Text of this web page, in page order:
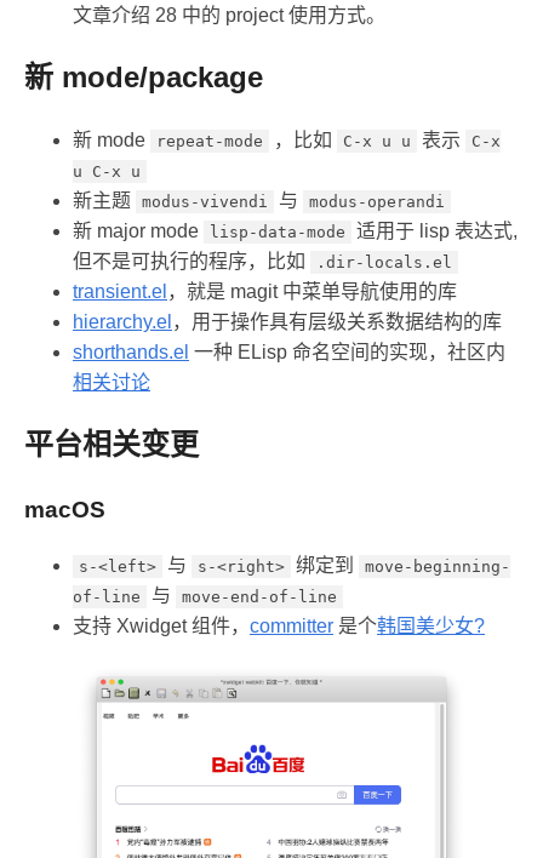
文章介绍 28 中的 project 使用方式。
新 mode/package
新 mode repeat-mode ，比如 C-x u u 表示
C-x
u C-x u
新主题 modus-vivendi 与 modus-operandi
新 major mode lisp-data-mode
适用于 lisp 表达式,
但不是可执行的程序，比如
.dir-locals.el
transient.el ，就是 magit 中菜单导航使用的库
hierarchy.el ，用于操作具有层级关系数据结构的库
shorthands.el 一种 ELisp 命名空间的实现，社区内
相关讨论
平台相关变更
macOS
s-<left> 与 s-<right> 绑定到
move-beginning-
of-line
与 move-end-of-line
支持 Xwidget 组件， committer 是个韩国美少女?